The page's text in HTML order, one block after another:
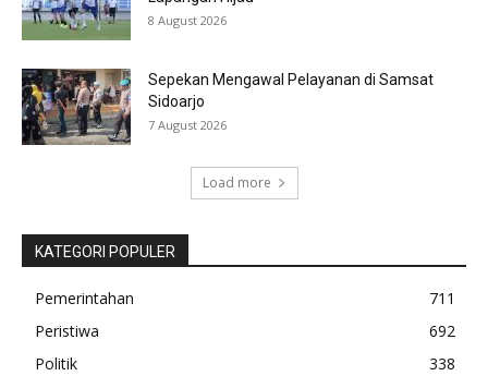
8 August 2026
Sepekan Mengawal Pelayanan di Samsat
Sidoarjo
7 August 2026
Load more
KATEGORI POPULER
Pemerintahan
711
Peristiwa
692
Politik
338